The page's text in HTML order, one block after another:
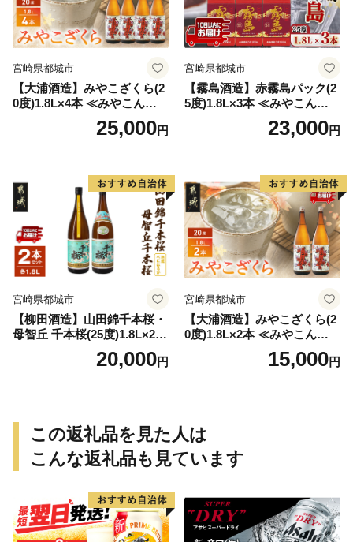
宮崎県都城市
【大浦酒造】みやこざくら(2
0度)1.8L×4本 ≪みやこんじょ
特急便≫_AD-077125,000円
宮崎県都城市
【霧島酒造】赤霧島パック(2
5度)1.8L×3本 ≪みやこんじょ
特急便≫_23-07-K03P-1800-3
23,000円
宮崎県都城市
【柳田酒造】山田錦千本桜・
母智丘 千本桜(25度)1.8L×2本
≪みやこんじょ特急便≫_AC
20,000円
宮崎県都城市
【大浦酒造】みやこざくら(2
0度)1.8L×2本 ≪みやこんじょ
特急便≫_MJ-077115,000円
この返礼品を見た人は
こんな返礼品も見ています